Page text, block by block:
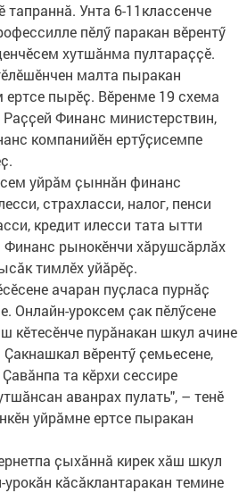
тапраннӑ. Унта 6-11классенче
пӗлӳ паракан вӗрентӳ
хутшӑнма пултараҫҫӗ.
малта пыракан
ертсе пырӗҫ. Вӗренме 19 схема
Раҫҫей Финанс министерствин,
компанийӗн ертӳҫисемпе
уйрӑм ҫыннӑн финанс
страхласси, налог, пенси
кредит илесси тата ытти
Финанс рынокӗнчи хӑрушсӑрлӑх
тимлӗх уйӑрӗҫ.
ачаран пуҫласа пурнӑҫ
Онлайн-уроксем ҫак пӗлӳсене
кӗтесӗнче пурӑнакан шкул ачине
вӗрентӳ ҫемьесене,
та кӗрхи сессире
аванрах пулать", – тенӗ
уйрӑмне ертсе пыракан
ҫыхӑннӑ кирек хӑш шкул
кӑсӑклантаракан темине